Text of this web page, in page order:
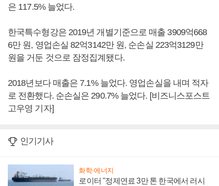
은 117.5% 늘었다.
한국특수형강은 2019년 개별기준으로 매출 3909억668
6만 원, 영업손실 82억3142만 원, 순손실 223억3129만
원을 거둔 것으로 잠정집계됐다.
2018년보다 매출은 7.1% 늘었다. 영업손실을 내며 적자
로 전환했다. 순손실은 290.7% 늘었다. [비즈니스포스트
고우영 기자]
인기기사
화학·에너지
로이터 "정제연료 3만 톤 한국에서 러시